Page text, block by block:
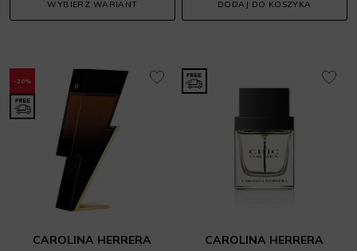
WYBIERZ WARIANT DODAJ DO KOSZYKA
-20%
CAROLINA HERRERA
CAROLINA HERRERA